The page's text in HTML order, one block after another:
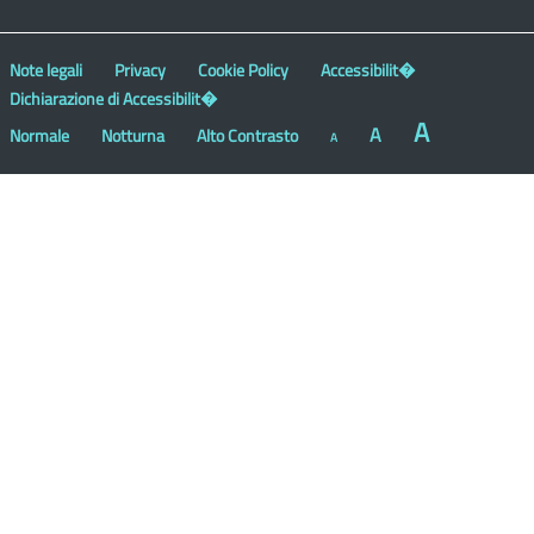
Note legali Privacy Cookie Policy
Accessibilit�
Dichiarazione di Accessibilit�
Normale
Notturna Alto Contrasto A A A